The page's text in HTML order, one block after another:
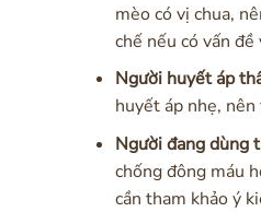
mèo có vị chua,
chế nếu có vấn đề
Người huyết áp
huyết áp nhẹ,
Người đang dùng
chống đông máu
cần tham khảo ý